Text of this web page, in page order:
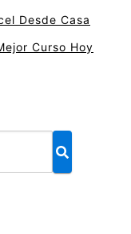
Desde Casa
Curso Hoy